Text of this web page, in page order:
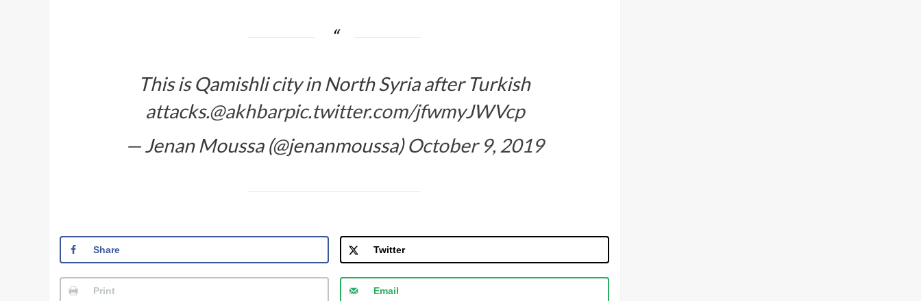
This is Qamishli city in North Syria after Turkish
attacks.@akhbarpic.twitter.com/jfwmyJWVcp
— Jenan Moussa (@jenanmoussa)October 9, 2019
Share Twitter
Print Email